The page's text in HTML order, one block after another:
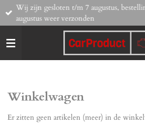
Ga
direct
de
Wij zijn gesloten t/m 7 augustus,
augustus weer verzonden
Winkelwagen
Er zitten geen artikelen (meer) in de